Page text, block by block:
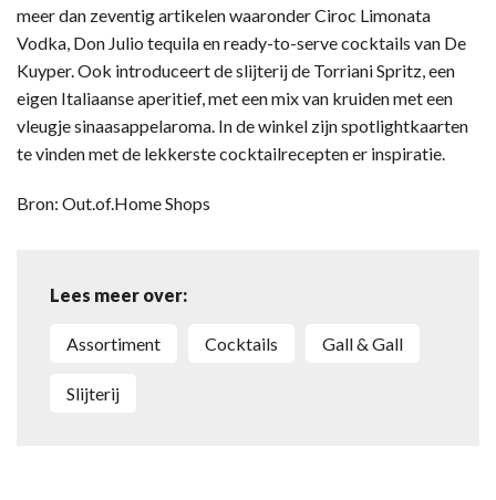
meer dan zeventig artikelen waaronder Ciroc Limonata
Vodka, Don Julio tequila en ready-to-serve cocktails van De
Kuyper. Ook introduceert de slijterij de Torriani Spritz, een
eigen Italiaanse aperitief, met een mix van kruiden met een
vleugje sinaasappelaroma. In de winkel zijn spotlightkaarten
te vinden met de lekkerste cocktailrecepten er inspiratie.
Bron: Out.of.Home Shops
Lees meer over:
assortiment cocktails Gall & Gall
slijterij